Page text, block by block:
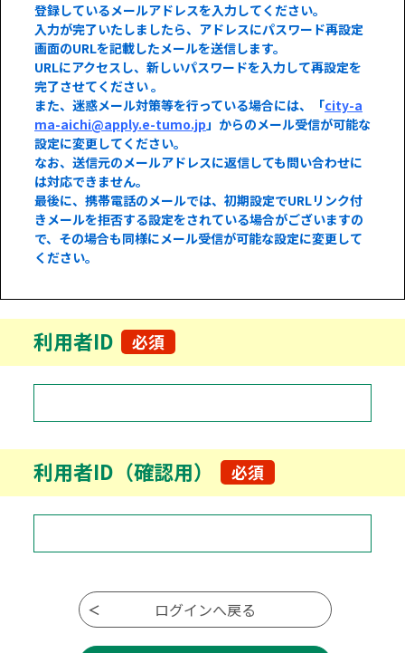
登録しているメールアドレスを入力してください。
入力が完了いたしましたら、アドレスにパスワード再設定
画面のURLを記載したメールを送信します。
URLにアクセスし、新しいパスワードを入力して再設定を
完了させてください 。
また、迷惑メール対策等を行っている場合には、「city-a
ma-aichi@apply.e-tumo.jp」からのメール受信が可能な
設定に変更してください。
なお、送信元のメールアドレスに返信しても問い合わせに
は対応できません。
最後に、携帯電話のメールでは、初期設定でURLリンク付
きメールを拒否する設定をされている場合がございますの
で、その場合も同様にメール受信が可能な設定に変更して
ください。
利用者ID 必須
利用者ID（確認用） 必須